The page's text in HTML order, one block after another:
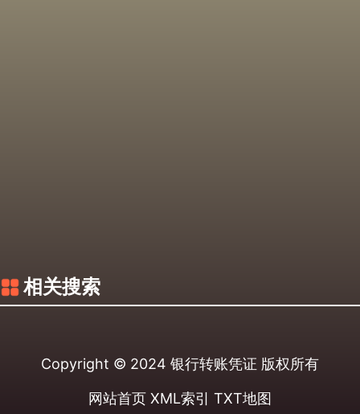
相关搜索
Copyright © 2024 银行转账凭证 版权所有
网站首页 XML索引 TXT地图